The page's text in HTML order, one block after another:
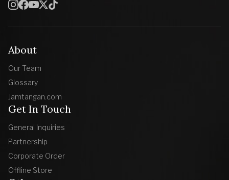
About
Our Team
Glossary
Jamtangan.com
Get In Touch
General Inquiries
Partnership
Corporate Order
Offline Store